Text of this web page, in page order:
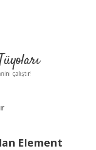
çalıştır!
Element